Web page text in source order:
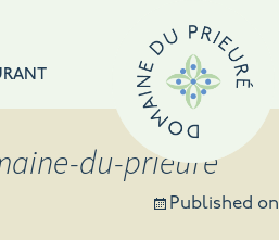
du-prieuré
Published on